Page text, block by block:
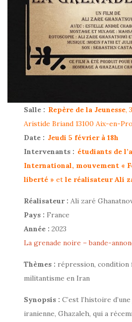
Salle : Repère de la Jeunesse,
Aristide Briand 13100 Aix-en-
Date : Jeudi 5 février à 18h
Intervenants : étudiants de
International, mouvement «
liberté » et le réalisateur Ali
Réalisateur : Ali zaré
Pays : France
Année : 2023
La grenade noire – bande-
Thèmes : répression, condition
militantisme en Iran
Synopsis : C’est l’histoire
iranienne, Ghazaleh, qui a